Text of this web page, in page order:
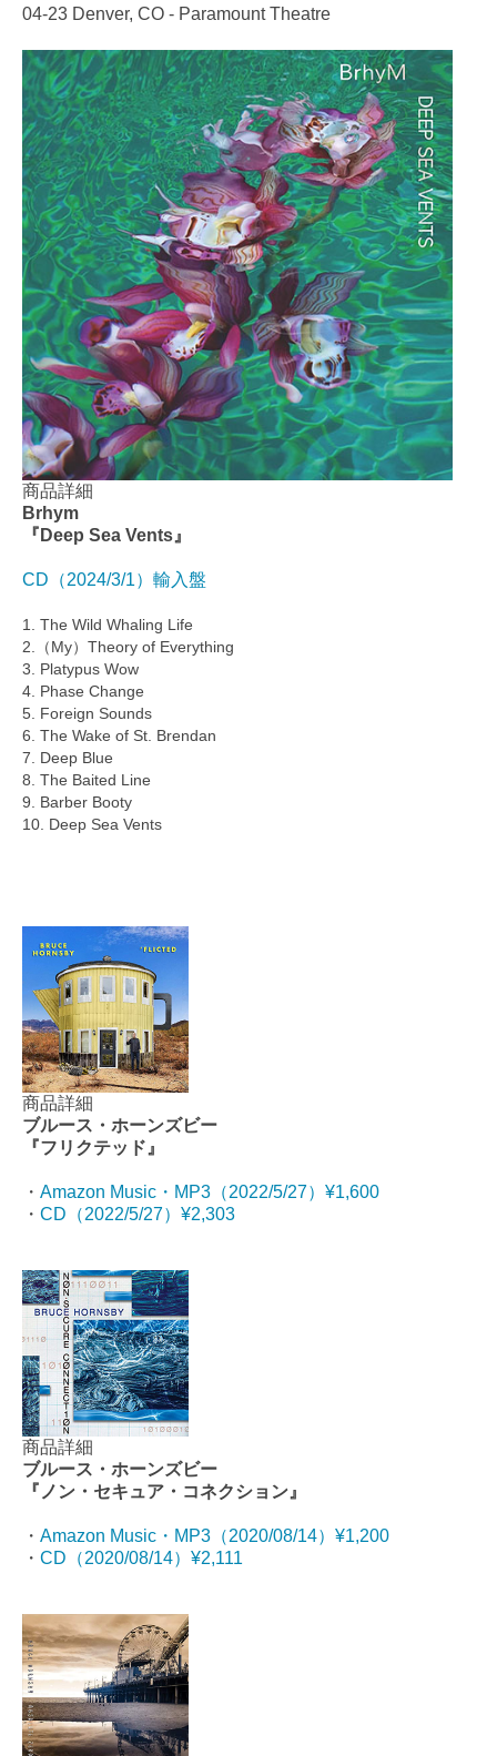
04-23 Denver, CO - Paramount Theatre
商品詳細
Brhym
『Deep Sea Vents』
CD（2024/3/1）輸入盤
1. The Wild Whaling Life
2.（My）Theory of Everything
3. Platypus Wow
4. Phase Change
5. Foreign Sounds
6. The Wake of St. Brendan
7. Deep Blue
8. The Baited Line
9. Barber Booty
10. Deep Sea Vents
商品詳細
ブルース・ホーンズビー
『フリクテッド』
・ Amazon Music・MP3（2022/5/27）¥1,600
・ CD（2022/5/27）¥2,303
商品詳細
ブルース・ホーンズビー
『ノン・セキュア・コネクション』
・ Amazon Music・MP3（2020/08/14）¥1,200
・ CD（2020/08/14）¥2,111